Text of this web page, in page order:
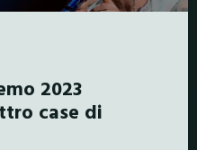
2023
case di